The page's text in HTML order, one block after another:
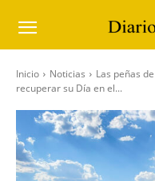
Inicio Noticias
Las peñas
recuperar su Día en el...